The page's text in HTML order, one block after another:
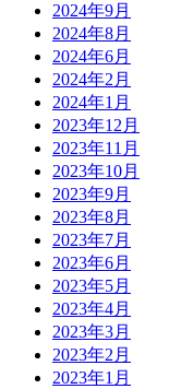
2024年9月
2024年8月
2024年6月
2024年2月
2024年1月
2023年12月
2023年11月
2023年10月
2023年9月
2023年8月
2023年7月
2023年6月
2023年5月
2023年4月
2023年3月
2023年2月
2023年1月